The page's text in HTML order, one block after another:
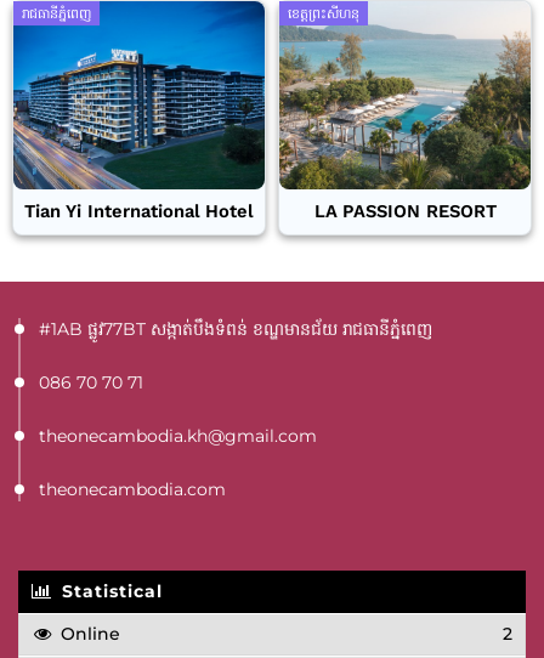
រាជធានីភ្នំពេញ
Tian Yi International Hotel
ខេត្តព្រះសីហនុ
LA PASSION RESORT
#1AB ផ្លូវ77BT​ សង្កាត់បឹងទំពន់ ខណ្ឌមានជ័យ រាជធានីភ្នំពេញ
086 70 70 71
theonecambodia.kh@gmail.com
theonecambodia.com
Statistical
Online
2